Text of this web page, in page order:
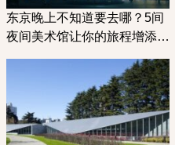
东京晚上不知道要去哪？5间
夜间美术馆让你的旅程增添艺